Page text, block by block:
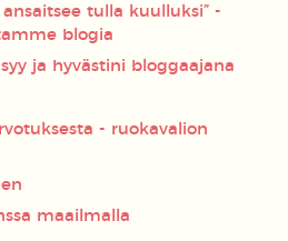
tulla kuulluksi” -
blogia
ja hyvästini bloggaajana
- ruokavalion
maailmalla